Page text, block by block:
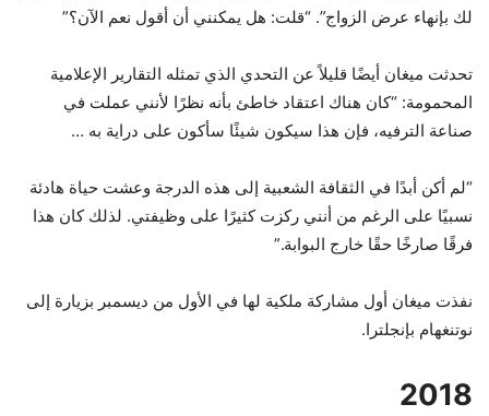
لك بإنهاء عرض الزواج”. “قلت: هل يمكنني أن أقول نعم الآن؟”
تحدثت ميغان أيضًا قليلاً عن التحدي الذي تمثله التقارير الإعلامية
المحمومة: “كان هناك اعتقاد خاطئ بأنه نظرًا لأنني عملت في
صناعة الترفيه، فإن هذا سيكون شيئًا سأكون على دراية به …
“لم أكن أبدًا في الثقافة الشعبية إلى هذه الدرجة وعشت حياة هادئة
نسبيًا على الرغم من أنني ركزت كثيرًا على وظيفتي. لذلك كان هذا
فرقًا صارخًا حقًا خارج البوابة.”
نفذت ميغان أول مشاركة ملكية لها في الأول من ديسمبر بزيارة إلى
نوتنغهام بإنجلترا.
2018